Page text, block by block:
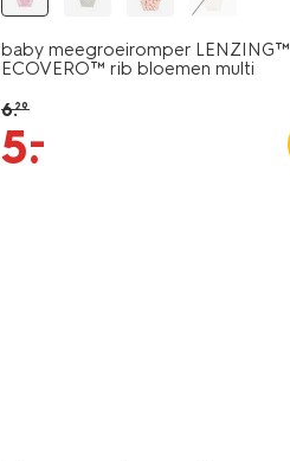
baby meegroeiromper LENZING™
ECOVERO™ rib bloemen multi
6.29
5.
–